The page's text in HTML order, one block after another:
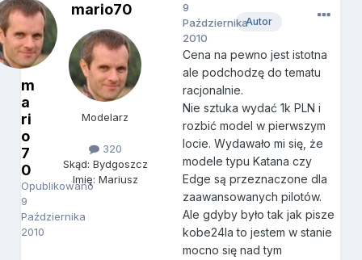
m
a
ri
o
7
0
Opublikowano
9
Października
2010
mario70
Modelarz
320
Skąd: Bydgoszcz
Imię: Mariusz
Autor
9
Października
2010
Cena na pewno jest istotna
ale podchodzę do tematu
racjonalnie.
Nie sztuka wydać 1k PLN i
rozbić model w pierwszym
locie. Wydawało mi się, że
modele typu Katana czy
Edge są przeznaczone dla
zaawansowanych pilotów.
Ale gdyby było tak jak pisze
kobe24la to jestem w stanie
mocno się nad tym